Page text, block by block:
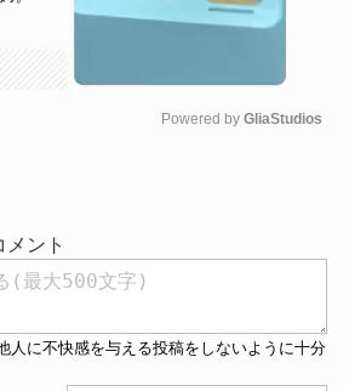
Powered by GliaStudios